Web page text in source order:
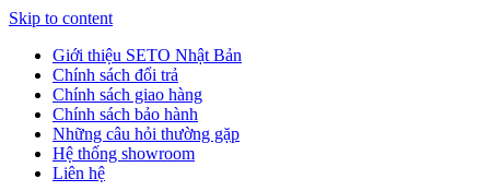
Skip to content
Giới thiệu SETO Nhật Bản
Chính sách đổi trả
Chính sách giao hàng
Chính sách bảo hành
Những câu hỏi thường gặp
Hệ thống showroom
Liên hệ